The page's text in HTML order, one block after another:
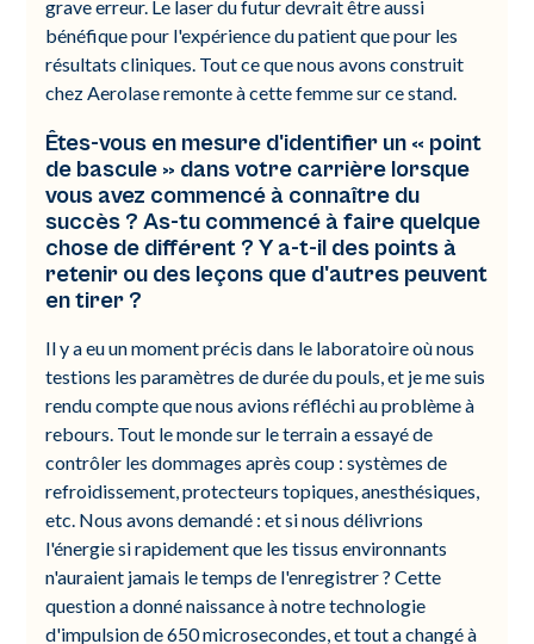
grave erreur. Le laser du futur devrait être aussi
bénéfique pour l'expérience du patient que pour les
résultats cliniques. Tout ce que nous avons construit
chez Aerolase remonte à cette femme sur ce stand.
Êtes-vous en mesure d'identifier un « point
de bascule » dans votre carrière lorsque
vous avez commencé à connaître du
succès ? As-tu commencé à faire quelque
chose de différent ? Y a-t-il des points à
retenir ou des leçons que d'autres peuvent
en tirer ?
Il y a eu un moment précis dans le laboratoire où nous
testions les paramètres de durée du pouls, et je me suis
rendu compte que nous avions réfléchi au problème à
rebours. Tout le monde sur le terrain a essayé de
contrôler les dommages après coup : systèmes de
refroidissement, protecteurs topiques, anesthésiques,
etc. Nous avons demandé : et si nous délivrions
l'énergie si rapidement que les tissus environnants
n'auraient jamais le temps de l'enregistrer ? Cette
question a donné naissance à notre technologie
d'impulsion de 650 microsecondes, et tout a changé à